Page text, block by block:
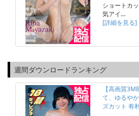
ショートカ
気アイ…
[詳細を見る]
週間ダウンロードランキング
【高画質
て、ゆるや
ズカット 有